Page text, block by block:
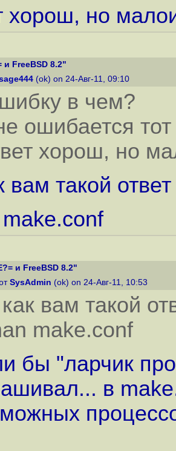
хорош, но
и FreeBSD 8.2"
(ok) on 24-Авг-11, 09:10
в чем?
ошибается
хорош, но
вам такой
и FreeBSD 8.2"
SysAdmin (ok) on 24-Авг-11, 10:53
вам такой
make.conf
бы "ларчик
в